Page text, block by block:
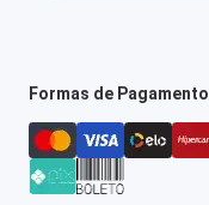
Formas de Pagamento